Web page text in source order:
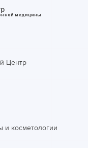
медицины
Центр
и косметологии